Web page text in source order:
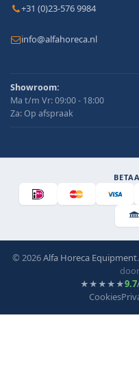
+31 (0)23-576 9984
info@alfahoreca.nl
Showroom:
Ma t/m Vr: 09:00 - 18:00
Za: Op afspraak
© 2026Alfa Horeca Equipment
door
★★★★★9.7
Cookies